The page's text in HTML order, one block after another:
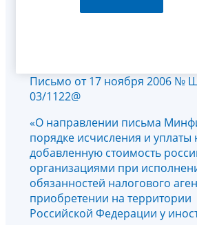
Письмо от 17 ноября 2006 №
03/1122@
«О направлении письма
порядке исчисления и уплаты
добавленную стоимость
организациями при
обязанностей налогового
приобретении на территории
Российской Федерации у